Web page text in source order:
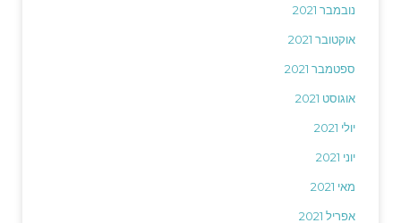
נובמבר 2021
אוקטובר 2021
ספטמבר 2021
אוגוסט 2021
יולי 2021
יוני 2021
מאי 2021
אפריל 2021